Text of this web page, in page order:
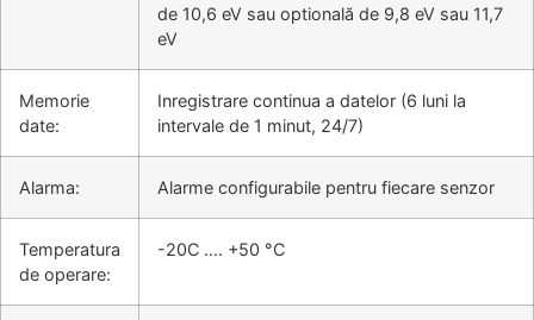
de 10,6 eV sau optională de 9,8 eV sau 11,7
eV
Memorie
date:
Inregistrare continua a datelor (6 luni la
intervale de 1 minut, 24/7)
Alarma: Alarme configurabile pentru fiecare senzor
Temperatura
de operare:
-20C …. +50 °C